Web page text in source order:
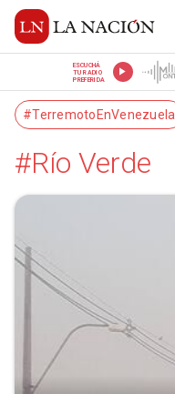
ESCUCHÁ
TU RADIO
PREFERIDA
#TerremotoEnVenezuela
#Río Verde